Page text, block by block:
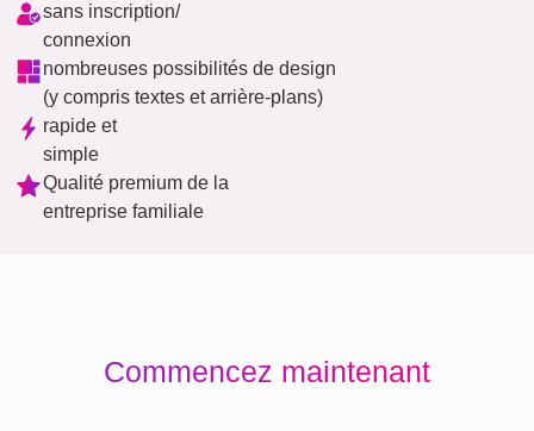
sans inscription/
connexion
nombreuses possibilités de design
(y compris textes et arrière-plans)
rapide et
simple
Qualité premium de la
entreprise familiale
Commencez maintenant